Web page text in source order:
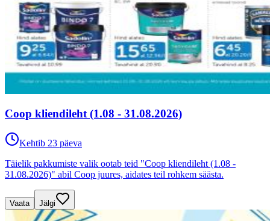
Coop kliendileht (1.08 - 31.08.2026)
Kehtib 23 päeva
Täielik pakkumiste valik ootab teid "Coop kliendileht (1.08 -
31.08.2026)" abil Coop juures, aidates teil rohkem säästa.
Vaata Jälgi